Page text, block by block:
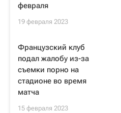
февраля
19 февраля 2023
Французский клуб
подал жалобу из-за
съемки порно на
стадионе во время
матча
15 февраля 2023